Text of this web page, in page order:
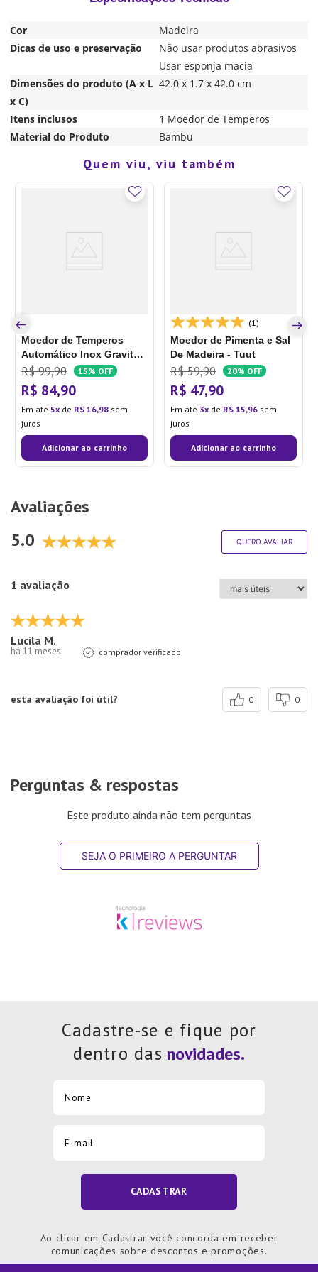
Cor
Madeira
Dicas de uso e preservação
Não usar produtos abrasivos
Usar esponja macia
Dimensões do produto (A x L
x C)
42.0 x 1.7 x 42.0 cm
Itens inclusos
1 Moedor de Temperos
Material do Produto
Bambu
Quem viu, viu também
Moedor de Temperos
Automático Inox Gravity -
Wolff
R$ 99,90 15% OFF
R$ 84,90
Em até 5 de R$ 16,98 sem
juros
Adicionar ao carrinho
(1)
Moedor de Pimenta e Sal
De Madeira - Tuut
R$ 59,90 20% OFF
R$ 47,90
Em até 3 de R$ 15,96 sem
juros
Adicionar ao carrinho
Avaliações
5.0
QUERO AVALIAR
1 avaliação
Lucila M.
há 11 meses comprador verificado
esta avaliação foi útil? 0 0
Perguntas & respostas
Este produto ainda não tem perguntas
SEJA O PRIMEIRO A PERGUNTAR
Cadastre-se e fique por
dentro das
CADASTRAR
Ao clicar em Cadastrar você concorda em receber
comunicações sobre descontos e promoções.